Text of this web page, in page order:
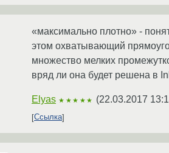
«максимально плотно» -
этом охватывающий
множество мелких
вряд ли она будет решена в
Elyas ★★★★★ (22.03.2017
Ссылка